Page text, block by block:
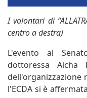
I volontari di
centro a destra)
L'evento al
dottoressa Aicha
dell'organizzazione
l'ECDA si è